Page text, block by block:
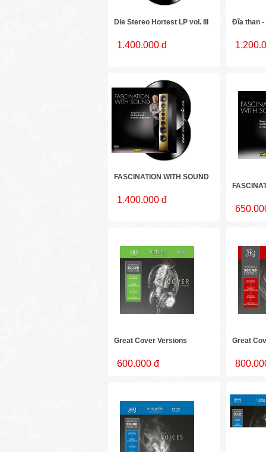
Die Stereo Hortest LP vol. III
1.400.000 đ
Đĩa than -
FASCINATION WITH SOUND
1.400.000 đ
Great Cover Versions
600.000 đ
Great